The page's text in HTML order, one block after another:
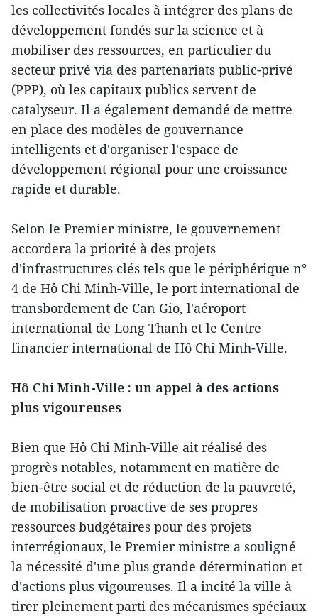
les collectivités locales à intégrer des plans de
développement fondés sur la science et à
mobiliser des ressources, en particulier du
secteur privé via des partenariats public-privé
(PPP), où les capitaux publics servent de
catalyseur. Il a également demandé de mettre
en place des modèles de gouvernance
intelligents et d'organiser l'espace de
développement régional pour une croissance
rapide et durable.
Selon le Premier ministre, le gouvernement
accordera la priorité à des projets
d'infrastructures clés tels que le périphérique n°
4 de Hô Chi Minh-Ville, le port international de
transbordement de Can Gio, l'aéroport
international de Long Thanh et le Centre
financier international de Hô Chi Minh-Ville.
Hô Chi Minh-Ville : un appel à des actions
plus vigoureuses
Bien que Hô Chi Minh-Ville ait réalisé des
progrès notables, notamment en matière de
bien-être social et de réduction de la pauvreté,
de mobilisation proactive de ses propres
ressources budgétaires pour des projets
interrégionaux, le Premier ministre a souligné
la nécessité d'une plus grande détermination et
d'actions plus vigoureuses. Il a incité la ville à
tirer pleinement parti des mécanismes spéciaux